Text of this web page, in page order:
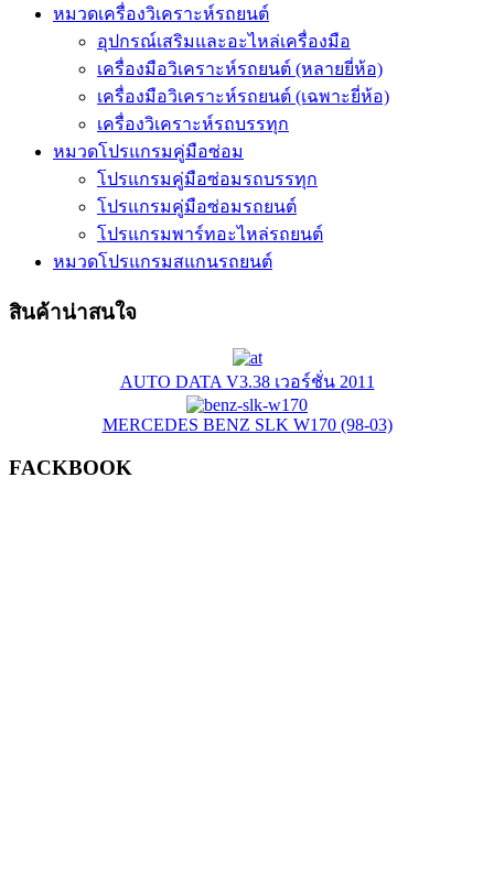
หมวดเครื่องวิเคราะห์รถยนต์
อุปกรณ์เสริมและอะไหล่เครื่องมือ
เครื่องมือวิเคราะห์รถยนต์ (หลายยี่ห้อ)
เครื่องมือวิเคราะห์รถยนต์ (เฉพาะยี่ห้อ)
เครื่องวิเคราะห์รถบรรทุก
หมวดโปรแกรมคู่มือซ่อม
โปรแกรมคู่มือซ่อมรถบรรทุก
โปรแกรมคู่มือซ่อมรถยนต์
โปรแกรมพาร์ทอะไหล่รถยนต์
หมวดโปรแกรมสแกนรถยนต์
สินค้าน่าสนใจ
AUTO DATA V3.38 เวอร์ชั่น 2011
MERCEDES BENZ SLK W170 (98-03)
FACKBOOK